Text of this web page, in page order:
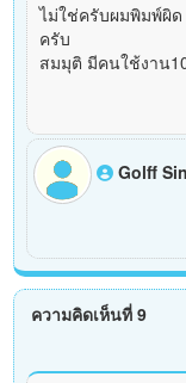
ไม่ใช่ครับผมพิมพ์ผิ
ครับ
สมมุติ มีคนใช้งาน
Golff
ความคิดเห็นที่ 9